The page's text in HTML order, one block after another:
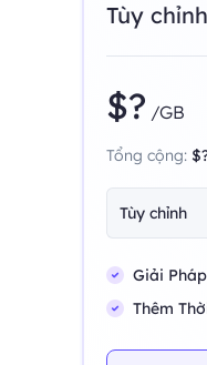
Tùy
$? /GB
Tổng cộng:
Tùy chỉnh
Giải
Thêm